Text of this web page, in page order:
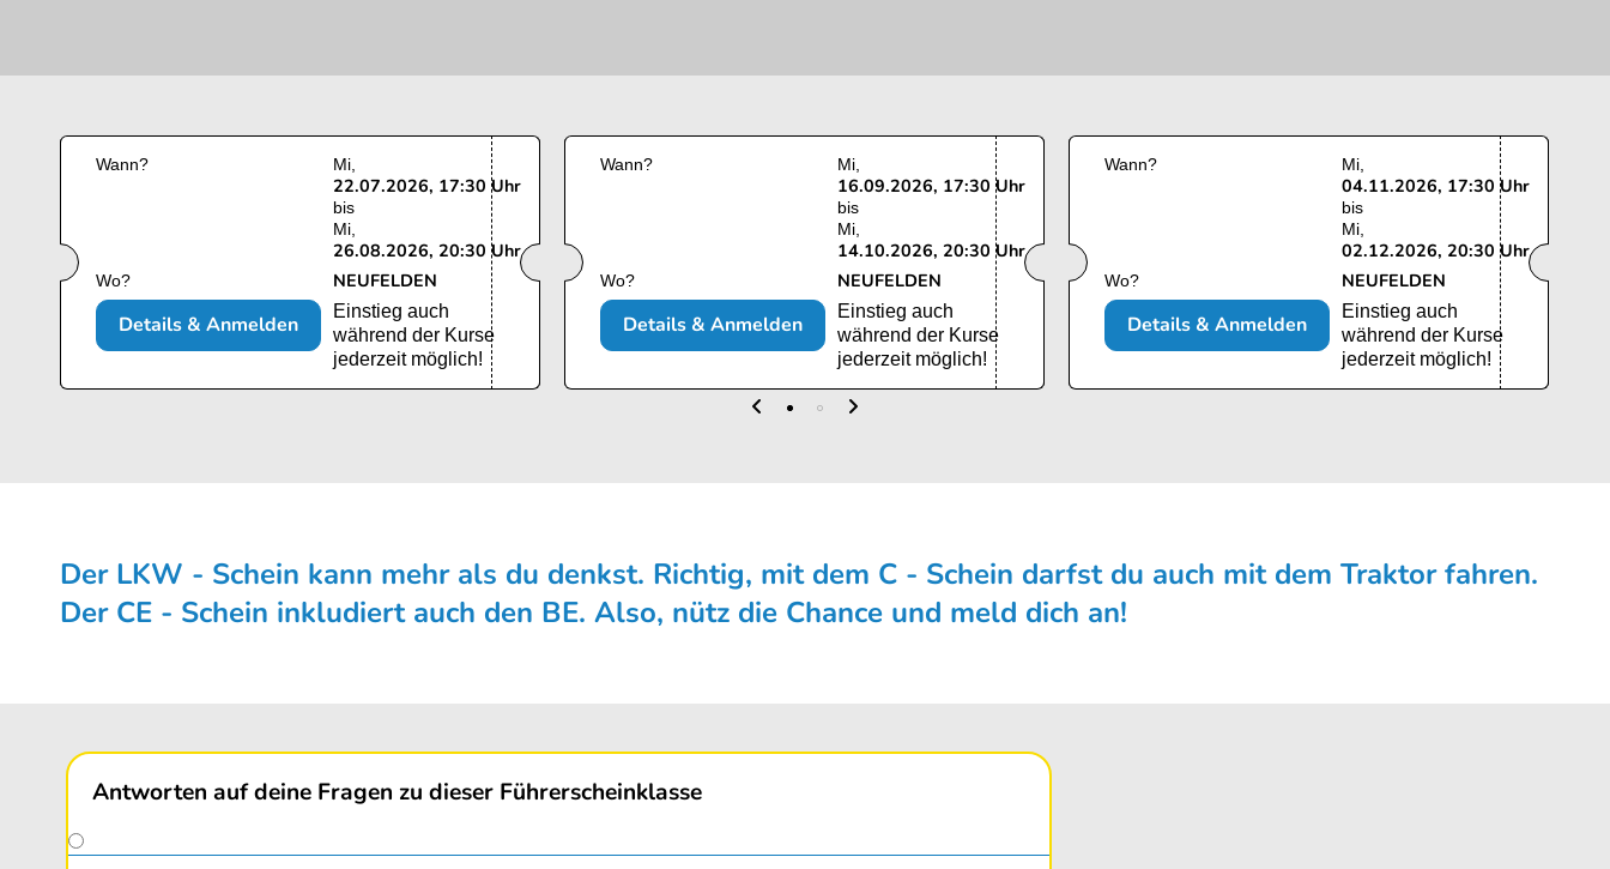
Wann? Mi
22.07.2026, 17:30 Uhr
bis
Mi
26.08.2026, 20:30 Uhr
Wo? NEUFELDEN
Einstieg auch
während der Kurse
jederzeit möglich!
Details & Anmelden
Wann? Mi
16.09.2026, 17:30 Uhr
bis
Mi
14.10.2026, 20:30 Uhr
Wo? NEUFELDEN
Einstieg auch
während der Kurse
jederzeit möglich!
Details & Anmelden
Wann? Mi
04.11.2026, 17:30 Uhr
bis
Mi
02.12.2026, 20:30 Uhr
Wo? NEUFELDEN
Einstieg auch
während der Kurse
jederzeit möglich!
Details & Anmelden
Der LKW - Schein kann mehr als du denk­st. Richtig, mit dem C - Schein darfst du auch mit dem Traktor fahren.
Der CE - Schein inkludiert auch den BE. Also, nütz die Chance und meld dich an!
Antworten auf deine Fragen zu dieser Führerscheinklasse